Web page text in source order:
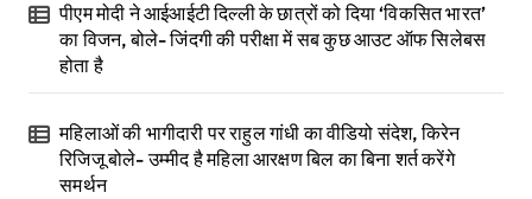
पीएम मोदी ने आईआईटी दिल्ली के छात्रों को दिया ‘विकसित भारत’
का विजन, बोले- जिंदगी की परीक्षा में सब कुछ आउट ऑफ सिलेबस
होता है
महिलाओं की भागीदारी पर राहुल गांधी का वीडियो संदेश, किरेन
रिजिजू बोले- उम्मीद है महिला आरक्षण बिल का बिना शर्त करेंगे
समर्थन